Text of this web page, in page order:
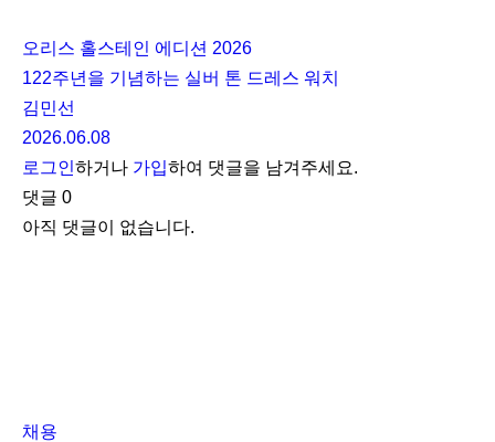
오리스 홀스테인 에디션 2026
122주년을 기념하는 실버 톤 드레스 워치
김민선
2026.06.08
로그인하거나 가입하여 댓글을 남겨주세요.
댓글 0
아직 댓글이 없습니다.
채용